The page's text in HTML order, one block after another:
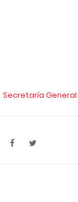
Secretaría General